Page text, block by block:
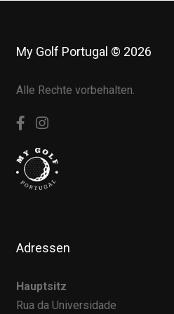
My Golf Portugal © 2026
Alle Rechte vorbehalten.
Adressen
Hauptsitz
Rua da Universidade